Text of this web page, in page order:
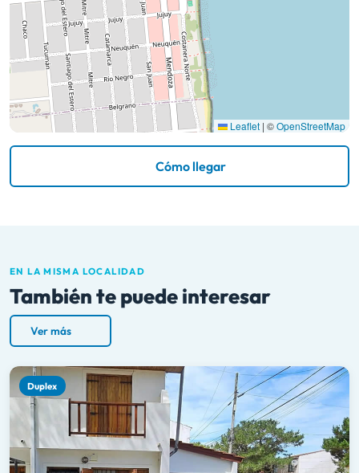
Leaflet | ©OpenStreetMap
Cómo llegar
EN LA MISMA LOCALIDAD
También te puede interesar
Ver más
Duplex